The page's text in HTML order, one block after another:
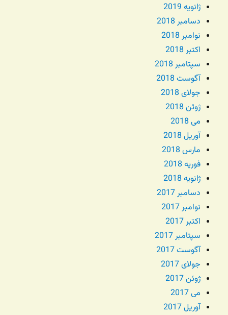
ژانویه 2019
دسامبر 2018
نوامبر 2018
اکتبر 2018
سپتامبر 2018
آگوست 2018
جولای 2018
ژوئن 2018
می 2018
آوریل 2018
مارس 2018
فوریه 2018
ژانویه 2018
دسامبر 2017
نوامبر 2017
اکتبر 2017
سپتامبر 2017
آگوست 2017
جولای 2017
ژوئن 2017
می 2017
آوریل 2017